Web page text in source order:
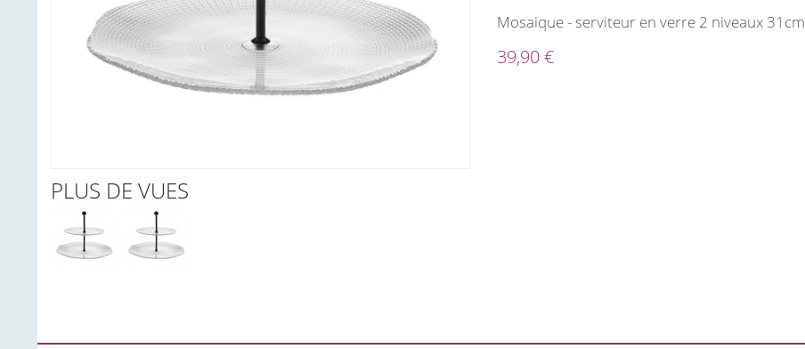
PLUS DE VUES
Mosaique - serviteur en verre 2 niveaux 31cm
39,90 €